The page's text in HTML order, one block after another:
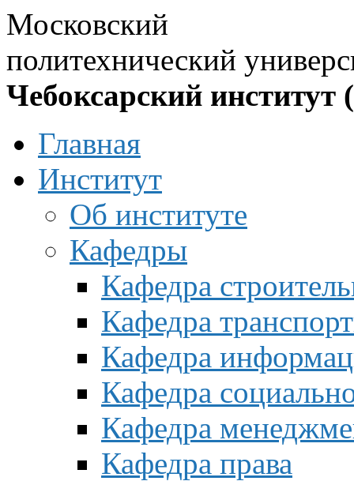
Московский
политехнический
Чебоксарский институт
Главная
Институт
Об институте
Кафедры
Кафедра
Кафедра
Кафедра
Кафедра
Кафедра
Кафедра права